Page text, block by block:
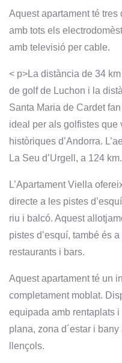
Aquest apartament té
amb tots els
amb televisió per cable.
< p>La distància de 34
de golf de Luchon i la
Santa Maria de Cardet
ideal per als golfistes
històriques d’Andorra.
La Seu d’Urgell, a 124 km.
L’Apartament Viella
directe a les pistes
riu i balcó. Aquest
pistes d’esquí, també és
restaurants i bars.
Aquest apartament té un
completament moblat.
equipada amb rentaplats
plana, zona d´estar i
llençols.